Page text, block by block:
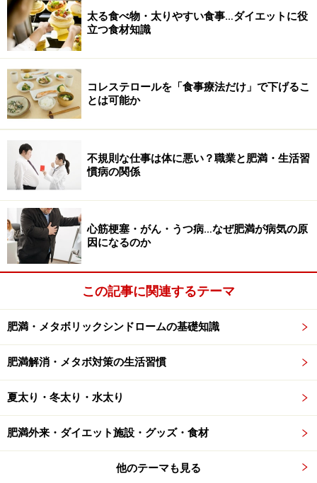
(kg)）/身長別標準体重(kg)×100(％)
標準の範囲 -20％～+20％未満
軽度肥満 +20％～30％未満
中等度肥満 +30％～50％未満
高度肥満 +50％以上
身長別標準体重は、以下のURLの表で確認できます。計
算に用いる標準体重は年齢別ではなく身長別になってい
ますので注意して下さい。
■性別身長別平均体重
http://jspe.umin.jp/medical/files/fuhyo3.pdf
肥満はできるだけ早めに対処するほうが対策も立てやす
いので、軽度肥満のうちから身長に見合った標準体重を
子供の成長後の理想体重は「発育曲線」で
知る
縦軸（右側）が体重（kg)になっています。身長・体重と
もに数本の線が書かれていますが、真ん中の線が平均で
す。男子を例にとると、身長が130cmの場合、標準体重
太る食べ物・太りやすい食事…ダイエットに役
立つ食材知識
コレステロールを「食事療法だけ」で下げるこ
とは可能か
不規則な仕事は体に悪い？職業と肥満・生活習
慣病の関係
心筋梗塞・がん・うつ病…なぜ肥満が病気の原
因になるのか
この記事に関連するテーマ
肥満・メタボリックシンドロームの基礎知識
肥満解消・メタボ対策の生活習慣
夏太り・冬太り・水太り
肥満外来・ダイエット施設・グッズ・食材
他のテーマも見る